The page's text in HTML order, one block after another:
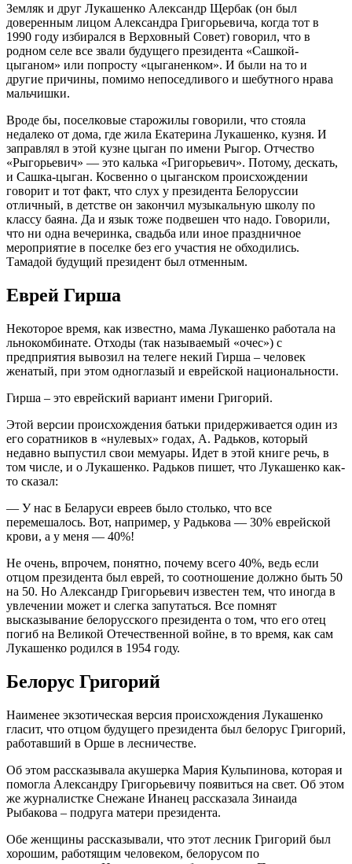
Земляк и друг Лукашенко Александр Щербак (он был
доверенным лицом Александра Григорьевича, когда тот в
1990 году избирался в Верховный Совет) говорил, что в
родном селе все звали будущего президента «Сашкой-
цыганом» или попросту «цыганенком». И были на то и
другие причины, помимо непоседливого и шебутного нрава
мальчишки.
Вроде бы, поселковые старожилы говорили, что стояла
недалеко от дома, где жила Екатерина Лукашенко, кузня. И
заправлял в этой кузне цыган по имени Рыгор. Отчество
«Рыгорьевич» — это калька «Григорьевич». Потому, дескать,
и Сашка-цыган. Косвенно о цыганском происхождении
говорит и тот факт, что слух у президента Белоруссии
отличный, в детстве он закончил музыкальную школу по
классу баяна. Да и язык тоже подвешен что надо. Говорили,
что ни одна вечеринка, свадьба или иное праздничное
мероприятие в поселке без его участия не обходились.
Тамадой будущий президент был отменным.
Еврей Гирша
Некоторое время, как известно, мама Лукашенко работала на
льнокомбинате. Отходы (так называемый «очес») с
предприятия вывозил на телеге некий Гирша – человек
женатый, при этом одноглазый и еврейской национальности.
Гирша – это еврейский вариант имени Григорий.
Этой версии происхождения батьки придерживается один из
его соратников в «нулевых» годах, А. Радьков, который
недавно выпустил свои мемуары. Идет в этой книге речь, в
том числе, и о Лукашенко. Радьков пишет, что Лукашенко как-
то сказал:
— У нас в Беларуси евреев было столько, что все
перемешалось. Вот, например, у Радькова — 30% еврейской
крови, а у меня — 40%!
Не очень, впрочем, понятно, почему всего 40%, ведь если
отцом президента был еврей, то соотношение должно быть 50
на 50. Но Александр Григорьевич известен тем, что иногда в
увлечении может и слегка запутаться. Все помнят
высказывание белорусского президента о том, что его отец
погиб на Великой Отечественной войне, в то время, как сам
Лукашенко родился в 1954 году.
Белорус Григорий
Наименее экзотическая версия происхождения Лукашенко
гласит, что отцом будущего президента был белорус Григорий,
работавший в Орше в лесничестве.
Об этом рассказывала акушерка Мария Кульпинова, которая и
помогла Александру Григорьевичу появиться на свет. Об этом
же журналистке Снежане Инанец рассказала Зинаида
Рыбакова – подруга матери президента.
Обе женщины рассказывали, что этот лесник Григорий был
хорошим, работящим человеком, белорусом по